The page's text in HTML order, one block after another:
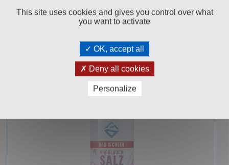
Zusammensetzung machen unser Natursalz in Europa
Kunden kauften auch:
This site uses cookies and gives you control over what
you want to activate
OK, accept all
Deny all cookies
Personalize